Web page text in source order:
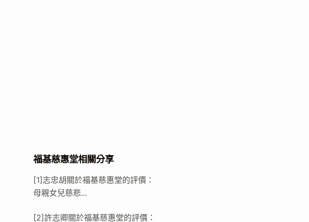
福基慈惠堂相關分享
[1]志忠胡關於福基慈惠堂的評價：
母親女兒慈悲...
[2]許志卿關於福基慈惠堂的評價：